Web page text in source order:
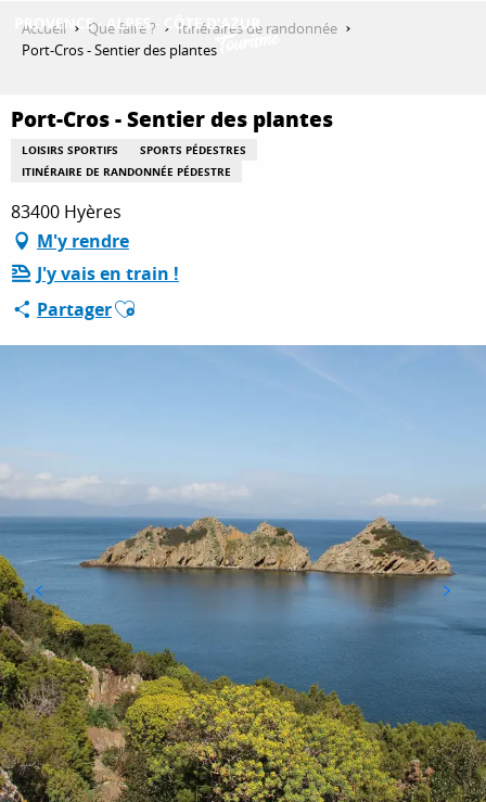
QUE FAIRE ?
SÉJOURNER
ESPACE PRO
Accueil Que faire ?
Itinéraires de randonnée
Port-Cros - Sentier des plantes
Port-Cros - Sentier des plantes
LOISIRS SPORTIFS
SPORTS PÉDESTRES
ITINÉRAIRE DE RANDONNÉE PÉDESTRE
83400 Hyères
M'y rendre
J'y vais en train !
PartagerAjouter aux favoris